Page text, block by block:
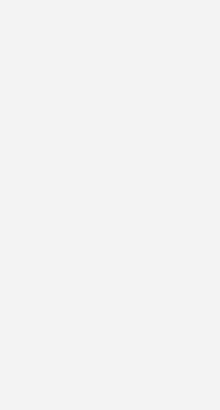
findet sich in Verzeichnissen wie der
marine Daten Emodnet keine
Kampfmitteln in der Nordsee.
wird sich indes nicht von allein
der Sprengstoffe korrodieren
Methoden nicht mehr aufzufinden
Expertenkreis „Munition im Meer“ in
sie damit natürlich nicht. (Katharina
Print-Magazin erschienen. Mehr
wenn Sie jetzt ein